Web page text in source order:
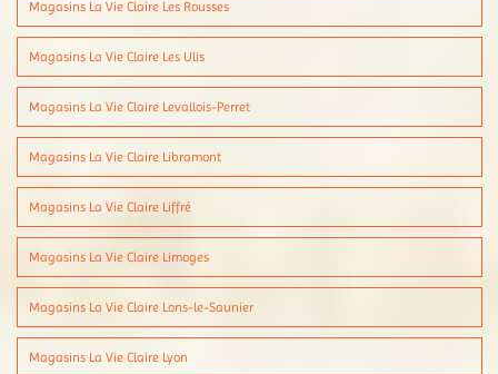
Magasins La Vie Claire Les Rousses
Magasins La Vie Claire Les Ulis
Magasins La Vie Claire Levallois-Perret
Magasins La Vie Claire Libramont
Magasins La Vie Claire Liffré
Magasins La Vie Claire Limoges
Magasins La Vie Claire Lons-le-Saunier
Magasins La Vie Claire Lyon